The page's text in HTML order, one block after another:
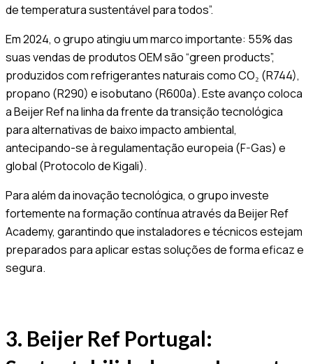
de temperatura sustentável para todos”.
Em 2024, o grupo atingiu um marco importante: 55% das
suas vendas de produtos OEM são “green products”,
produzidos com refrigerantes naturais como CO₂ (R744),
propano (R290) e isobutano (R600a). Este avanço coloca
a Beijer Ref na linha da frente da transição tecnológica
para alternativas de baixo impacto ambiental,
antecipando-se à regulamentação europeia (F-Gas) e
global (Protocolo de Kigali).
Para além da inovação tecnológica, o grupo investe
fortemente na formação contínua através da Beijer Ref
Academy, garantindo que instaladores e técnicos estejam
preparados para aplicar estas soluções de forma eficaz e
segura.
3. Beijer Ref Portugal: